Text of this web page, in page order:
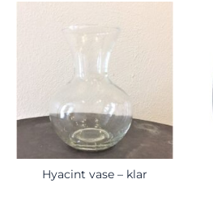
Hyacint vase – klar